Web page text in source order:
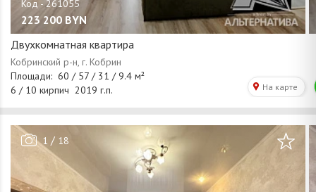
223 200 BYN
Двухкомнатная квартира
1 / 18